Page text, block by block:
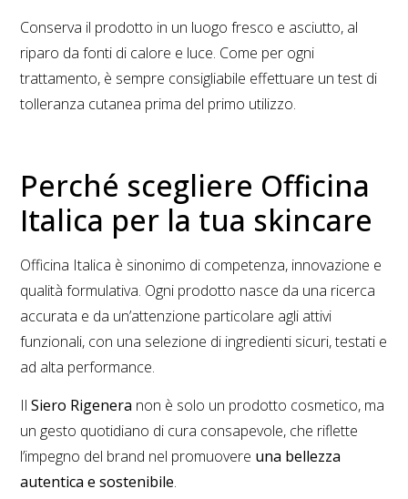
Conserva il prodotto in un luogo fresco e asciutto, al
riparo da fonti di calore e luce. Come per ogni
trattamento, è sempre consigliabile effettuare un test di
tolleranza cutanea prima del primo utilizzo.
Perché scegliere Officina
Italica per la tua skincare
Officina Italica è sinonimo di competenza, innovazione e
qualità formulativa. Ogni prodotto nasce da una ricerca
accurata e da un’attenzione particolare agli attivi
funzionali, con una selezione di ingredienti sicuri, testati e
ad alta performance.
IlSiero Rigenera non è solo un prodotto cosmetico, ma
un gesto quotidiano di cura consapevole, che riflette
l’impegno del brand nel promuovere una bellezza
autentica e sostenibile.